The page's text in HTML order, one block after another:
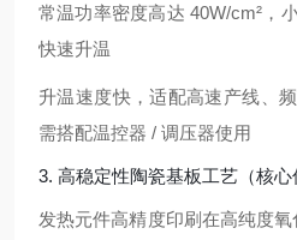
常温功率密度高达40W/cm² ，
快速升温
升温速度快，适配高速产线、
需搭配温控器 / 调压器使用
3. 高稳定性陶瓷基板工艺（核心
发热元件高精度印刷在高纯度氧